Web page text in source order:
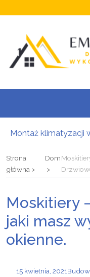
Strona
główna
Dom
Moskitiery
jaki masz
okienne.
15 kwietnia, 2021